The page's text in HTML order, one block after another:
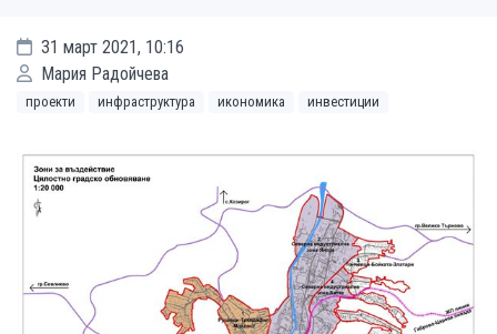
31 март 2021, 10:16
Мария Радойчева
проекти инфраструктура икономика инвестиции